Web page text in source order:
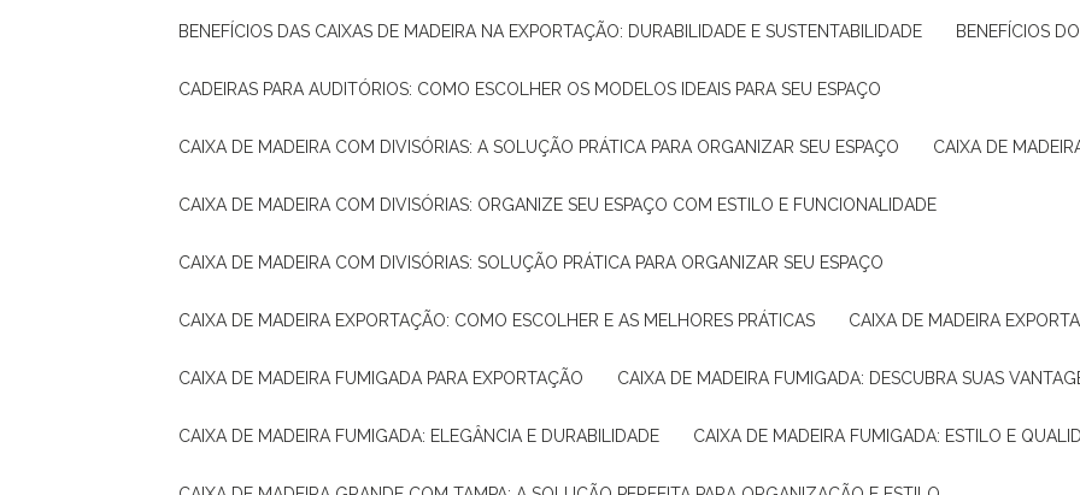
BENEFÍCIOS DAS CAIXAS DE MADEIRA NA EXPORTAÇÃO: DURABILIDADE E SUSTENTABILIDADE BENEFÍCIOS
CADEIRAS PARA AUDITÓRIOS: COMO ESCOLHER OS MODELOS IDEAIS PARA SEU ESPAÇO
CAIXA DE MADEIRA COM DIVISÓRIAS: A SOLUÇÃO PRÁTICA PARA ORGANIZAR SEU ESPAÇO CAIXA DE
CAIXA DE MADEIRA COM DIVISÓRIAS: ORGANIZE SEU ESPAÇO COM ESTILO E FUNCIONALIDADE
CAIXA DE MADEIRA COM DIVISÓRIAS: SOLUÇÃO PRÁTICA PARA ORGANIZAR SEU ESPAÇO
CAIXA DE MADEIRA EXPORTAÇÃO: COMO ESCOLHER E AS MELHORES PRÁTICAS CAIXA DE MADEIRA
CAIXA DE MADEIRA FUMIGADA PARA EXPORTAÇÃO CAIXA DE MADEIRA FUMIGADA: DESCUBRA SUAS
CAIXA DE MADEIRA FUMIGADA: ELEGÂNCIA E DURABILIDADE CAIXA DE MADEIRA FUMIGADA: ESTILO E